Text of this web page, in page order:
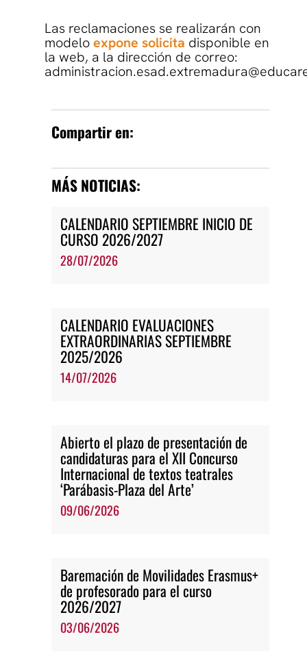
Las reclamaciones se realizarán con
modeloexpone solicita disponible en
la web, a la dirección de correo:
Compartir en:
MÁS NOTICIAS:
CALENDARIO SEPTIEMBRE INICIO DE
CURSO 2026/2027
28/07/2026
CALENDARIO EVALUACIONES
EXTRAORDINARIAS SEPTIEMBRE
2025/2026
14/07/2026
Abierto el plazo de presentación de
candidaturas para el XII Concurso
Internacional de textos teatrales
‘Parábasis-Plaza del Arte’
09/06/2026
Baremación de Movilidades Erasmus+
de profesorado para el curso
2026/2027
03/06/2026